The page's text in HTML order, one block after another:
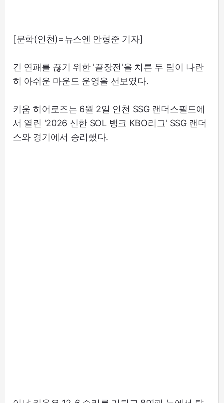
[문학(인천)=뉴스엔 안형준 기자]
긴 연패를 끊기 위한 '끝장전'을 치른 두 팀이 나란
히 아쉬운 마운드 운영을 선보였다.
키움 히어로즈는 6월 2일 인천 SSG 랜더스필드에
서 열린 '2026 신한 SOL 뱅크 KBO리그' SSG 랜더
스와 경기에서 승리했다.